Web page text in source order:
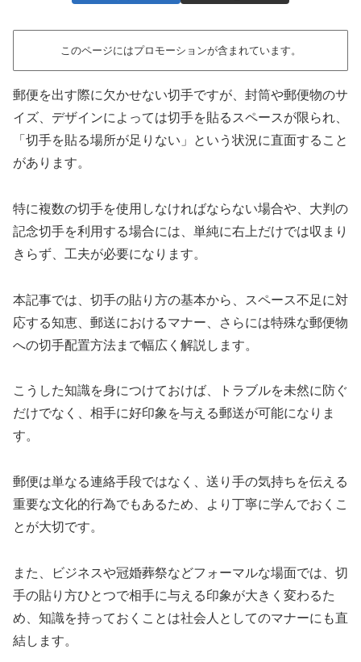
このページにはプロモーションが含まれています。
郵便を出す際に欠かせない切手ですが、封筒や郵便物のサ
イズ、デザインによっては切手を貼るスペースが限られ、
「切手を貼る場所が足りない」という状況に直面すること
があります。
特に複数の切手を使用しなければならない場合や、大判の
記念切手を利用する場合には、単純に右上だけでは収まり
きらず、工夫が必要になります。
本記事では、切手の貼り方の基本から、スペース不足に対
応する知恵、郵送におけるマナー、さらには特殊な郵便物
への切手配置方法まで幅広く解説します。
こうした知識を身につけておけば、トラブルを未然に防ぐ
だけでなく、相手に好印象を与える郵送が可能になりま
す。
郵便は単なる連絡手段ではなく、送り手の気持ちを伝える
重要な文化的行為でもあるため、より丁寧に学んでおくこ
とが大切です。
また、ビジネスや冠婚葬祭などフォーマルな場面では、切
手の貼り方ひとつで相手に与える印象が大きく変わるた
め、知識を持っておくことは社会人としてのマナーにも直
結します。